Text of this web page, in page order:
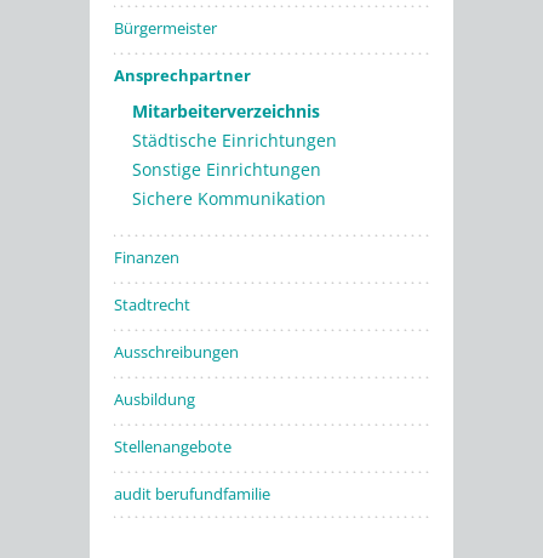
Bürgermeister
Ansprechpartner
Mitarbeiterverzeichnis
Städtische Einrichtungen
Sonstige Einrichtungen
Sichere Kommunikation
Finanzen
Stadtrecht
Ausschreibungen
Ausbildung
Stellenangebote
audit berufundfamilie